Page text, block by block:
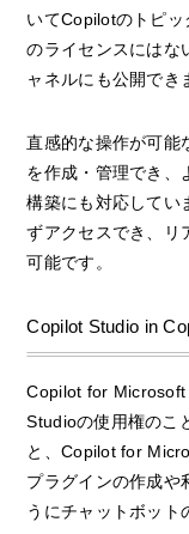
いてCopilotのトピ
のライセンスにはな
ャネルにも公開でき
直感的な操作が可能
を作成・管理でき、
構築にも対応してい
ずアクセスでき、リ
可能です。
Copilot Studio in
Copilot for Microsoft
Studioの使用権のこ
と、Copilot for
プラグインの作成や
うにチャットボット